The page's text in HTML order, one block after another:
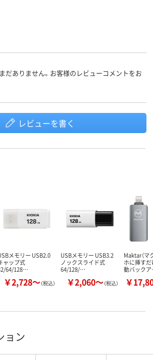
だありません。お客様のレビューコメントをお
レビューを書く
メモリー USB2.0
ャップ式
64/128…
￥2,728～（税込）
USBメモリー USB3.2
ノックスライド式
64/128/…
￥2,060～（税込）
Maktar（マ
ホに挿す
動バック
￥
ョン